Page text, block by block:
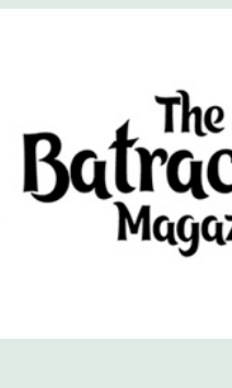
(официальный сайт)